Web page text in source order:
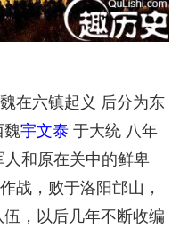
六镇起义 后分为东
魏宇文泰 于大统 八年
和原在关中的鲜卑
战，败于洛阳邙山，
，以后几年不断收编